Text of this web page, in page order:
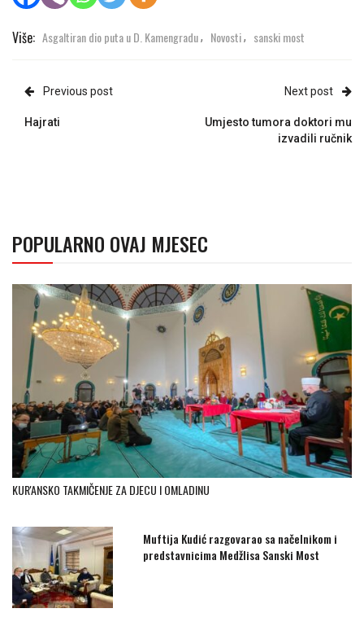
Više: Asgaltiran dio puta u D. Kamengradu, Novosti, sanski most
Previous post
Hajrati
Next post
Umjesto tumora doktori mu
izvadili ručnik
POPULARNO OVAJ MJESEC
KUR'ANSKO TAKMIČENJE ZA DJECU I OMLADINU
Muftija Kudić razgovarao sa načelnikom i
predstavnicima Medžlisa Sanski Most